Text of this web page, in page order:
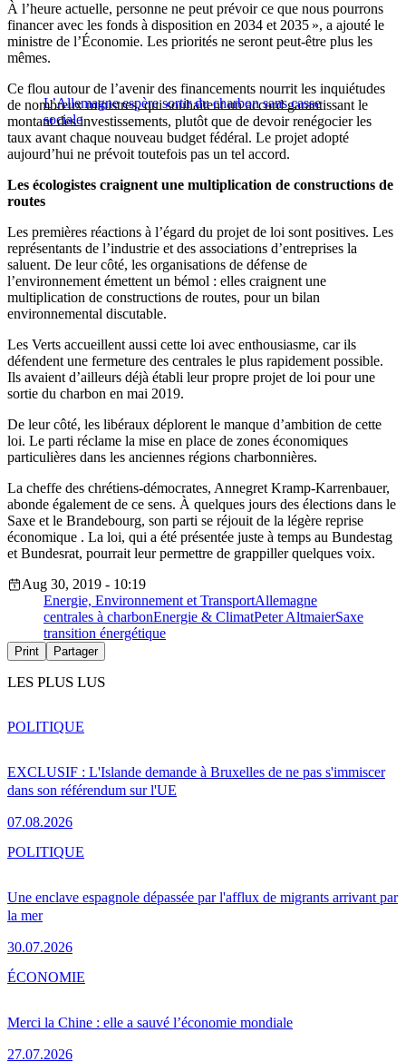
À l’heure actuelle, personne ne peut prévoir ce que nous pourrons
financer avec les fonds à disposition en 2034 et 2035 », a ajouté le
ministre de l’Économie. Les priorités ne seront peut-être plus les
mêmes.
L’Allemagne espère sortir du charbon sans casse
sociale
Ce flou autour de l’avenir des financements nourrit les inquiétudes
de nombreux ministres, qui souhaitent un accord garantissant le
montant des investissements, plutôt que de devoir renégocier les
taux avant chaque nouveau budget fédéral. Le projet adopté
aujourd’hui ne prévoit toutefois pas un tel accord.
Les écologistes craignent une multiplication de constructions de
routes
Les premières réactions à l’égard du projet de loi sont positives. Les
représentants de l’industrie et des associations d’entreprises la
saluent. De leur côté, les organisations de défense de
l’environnement émettent un bémol : elles craignent une
multiplication de constructions de routes, pour un bilan
environnemental discutable.
Les Verts accueillent aussi cette loi avec enthousiasme, car ils
défendent une fermeture des centrales le plus rapidement possible.
Ils avaient d’ailleurs déjà établi leur propre projet de loi pour une
sortie du charbon en mai 2019.
De leur côté, les libéraux déplorent le manque d’ambition de cette
loi. Le parti réclame la mise en place de zones économiques
particulières dans les anciennes régions charbonnières.
La cheffe des chrétiens-démocrates, Annegret Kramp-Karrenbauer,
abonde également de ce sens. À quelques jours des élections dans le
Saxe et le Brandebourg, son parti se réjouit de la légère reprise
économique . La loi, qui a été présentée juste à temps au Bundestag
et Bundesrat, pourrait leur permettre de grappiller quelques voix.
Aug 30, 2019 - 10:19
Energie, Environnement et TransportAllemagne
centrales à charbonEnergie & ClimatPeter AltmaierSaxe
transition énergétique
Print Partager
LES PLUS LUS
EXCLUSIF : L'Islande demande à Bruxelles de ne pas s'immiscer
dans son référendum sur l'UE
07.08.2026
POLITIQUE
Une enclave espagnole dépassée par l'afflux de migrants arrivant par
la mer
30.07.2026
POLITIQUE
Merci la Chine : elle a sauvé l’économie mondiale
27.07.2026
ÉCONOMIE